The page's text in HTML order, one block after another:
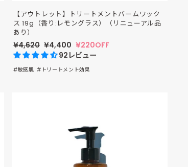
【アウトレット】トリートメントバームワック
ス 19g（香り:レモングラス）（リニューアル品
あり）
定
価
¥4,620 セ
ー
ル
¥4,400 ¥220OFF
92レビュー
#敏感肌 #トリートメント効果